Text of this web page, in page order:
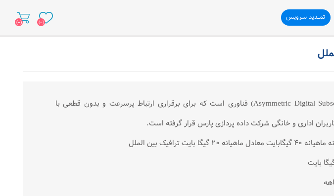
(۰) (۰)
فروش
تمــدید سرویس
ADSL يا همان (Asymmetric Digital Subscriber Line) فناوری است كه برای برقراری ارتباط پرسرعت و بدون قطعی با
اداری و خانگی شرکت داده پردازی پارس قرار گرفته است.
ترافیک بین الملل